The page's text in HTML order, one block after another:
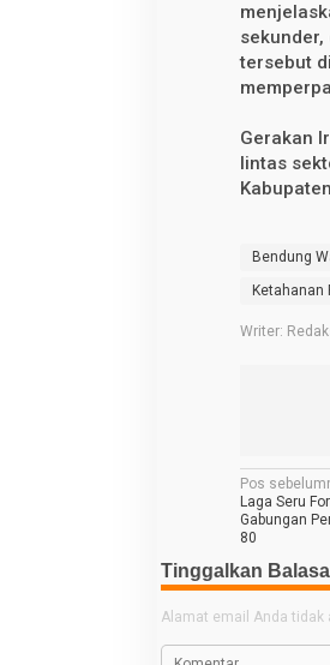
tersebut
Gerakan
lintas
Bendung
Ketahanan
Writer:
N
a
v
i
g
a
Pos
Laga Seru
Gabungan
80
Tinggalkan
Alamat email Anda tidak